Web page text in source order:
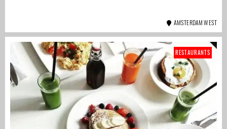
AMSTERDAM WEST
RESTAURANTS